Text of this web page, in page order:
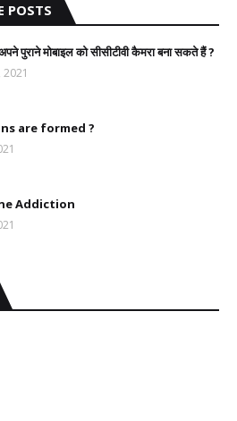
POSTS
पुराने मोबाइल को सीसीटीवी कैमरा बना सकते हैं ?
are formed ?
Addiction